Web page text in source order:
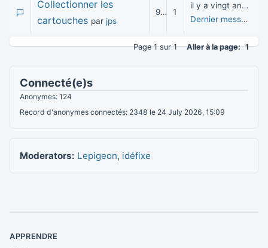
Collectionner les
cartouches par jps
9 237 1
il y a vingt années
Dernier message
Page 1 sur 1Aller à la page: 1
Connecté(e)s
Anonymes: 124
Record d'anonymes connectés: 2348 le 24 July 2026, 15:09
Moderators: Lepigeon, idéfixe
APPRENDRE